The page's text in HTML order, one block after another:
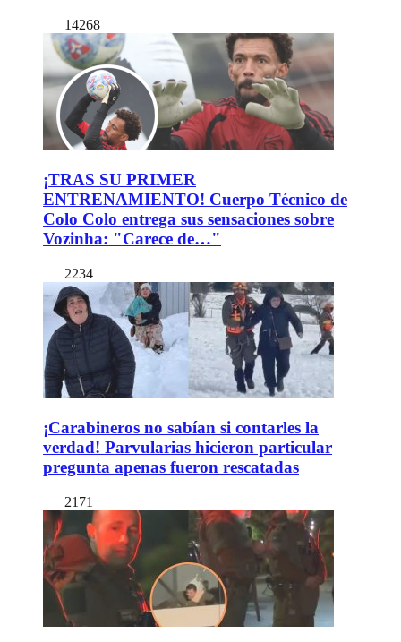
14268
¡TRAS SU PRIMER
ENTRENAMIENTO! Cuerpo Técnico de
Colo Colo entrega sus sensaciones sobre
Vozinha: "Carece de…"
2234
¡Carabineros no sabían si contarles la
verdad! Parvularias hicieron particular
pregunta apenas fueron rescatadas
2171